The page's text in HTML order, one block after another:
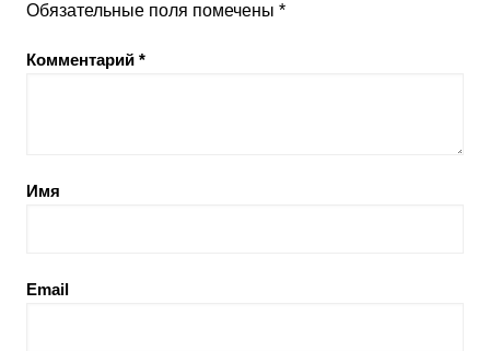
Обязательные поля помечены *
Комментарий *
Имя
Email